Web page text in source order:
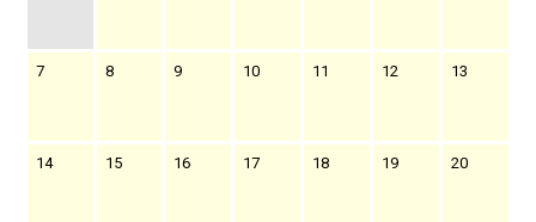
7 8 9 10 11 12 13
14 15 16 17 18 19 20